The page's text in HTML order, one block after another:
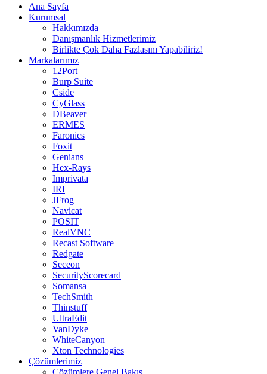
Ana Sayfa
Kurumsal
Hakkımızda
Danışmanlık Hizmetlerimiz
Birlikte Çok Daha Fazlasını Yapabiliriz!
Markalarımız
12Port
Burp Suite
Cside
CyGlass
DBeaver
ERMES
Faronics
Foxit
Genians
Hex-Rays
Imprivata
IRI
JFrog
Navicat
POSIT
RealVNC
Recast Software
Redgate
Seceon
SecurityScorecard
Somansa
TechSmith
Thinstuff
UltraEdit
VanDyke
WhiteCanyon
Xton Technologies
Çözümlerimiz
Çözümlere Genel Bakış